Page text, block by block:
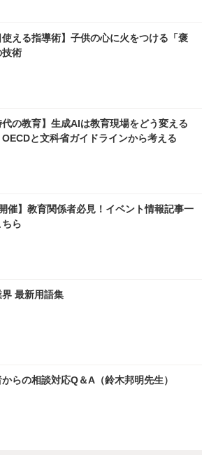
使える指導術】子供の心に火をつける「褒
技術
代の教育】生成AIは教育現場をどう変える
と文科省ガイドラインから考える
開催】教育関係者必見！イベント情報記事一
ら
最新用語集
らの相談対応Q＆A（鈴木邦明先生）